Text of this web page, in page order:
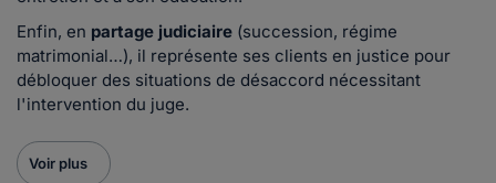
Enfin, en partage judiciaire (succession, régime
matrimonial…), il représente ses clients en justice pour
débloquer des situations de désaccord nécessitant
l'intervention du juge.
Voir plus